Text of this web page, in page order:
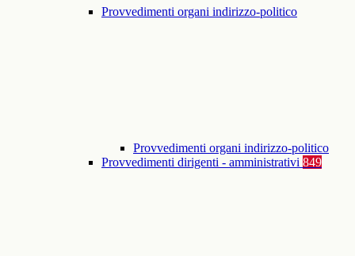
Provvedimenti organi indirizzo-politico
Provvedimenti organi indirizzo-politico
Provvedimenti dirigenti - amministrativi 849